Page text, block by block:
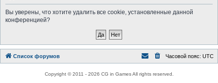
Вы уверены, что хотите удалить все cookie, установленные данной
конференцией?
Список форумов Часовой пояс: UTC
Copyright © 2011 - 2026 CG in Games All rights reserved.